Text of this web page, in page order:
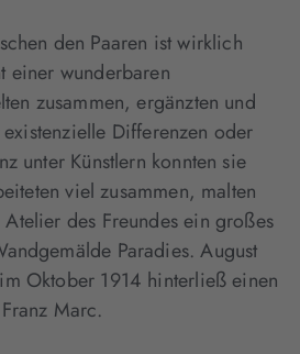
den Paaren ist wirklich
einer wunderbaren
zusammen, ergänzten und
Differenzen oder
unter Künstlern konnten sie
viel zusammen, malten
des Freundes ein großes
Paradies. August
Oktober 1914 hinterließ einen
Marc.